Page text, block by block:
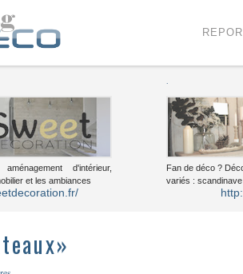
d'intérieur,
et les ambiances
Fan de déco ?
variés :